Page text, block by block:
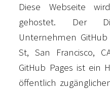
Diese Webseite
gehostet. Der
Unternehmen
St, San Francisco,
GitHub Pages ist ein
öffentlich